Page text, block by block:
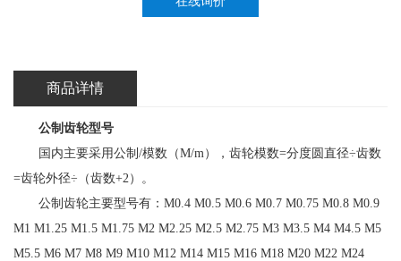
商品详情
公制 齿轮型号
国内主要采用公制/模数（M/m），齿轮模数=分度圆直径÷齿数
=齿轮外径÷（齿数+2）。
公制齿轮主要型号有：M0.4 M0.5 M0.6 M0.7 M0.75 M0.8 M0.9
M1 M1.25 M1.5 M1.75 M2 M2.25 M2.5 M2.75 M3 M3.5 M4 M4.5 M5
M5.5 M6 M7 M8 M9 M10 M12 M14 M15 M16 M18 M20 M22 M24